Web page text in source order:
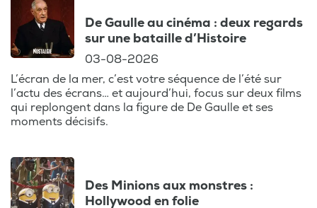
Un ton décontracté, une analyse experte,
et surtout, une passion partagée pour le
cinéma : voilà ce qui vous attend dans
chaque épisode. Préparez-vous à voir le
cinéma autrement, à travers les yeux d'un
journaliste passionné, toujours à l'affût de
la moindre pépite du 7e art. Ajoutez ce
cinématographiques !
De Gaulle au cinéma : deux regards
sur une bataille d’Histoire
03-08-2026
L’écran de la mer, c’est votre séquence de l’été sur
l’actu des écrans… et aujourd’hui, focus sur deux films
qui replongent dans la figure de De Gaulle et ses
moments décisifs.
Des Minions aux monstres :
Hollywood en folie